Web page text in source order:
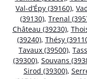
Val-d’Épy (39160),
(39130), Trenal
Château (39230),
(39240), Thésy
Tavaux (39500),
(39300), Souvans
Sirod (39300),